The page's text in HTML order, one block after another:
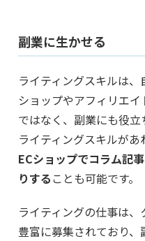
副業に生かせる
ライティングスキルは
ショップやアフィリエ
ではなく、副業にも役立
ライティングスキルがあ
ECショップでコラム記
りする ことも可能です。
ライティングの仕事は
豊富に募集されており